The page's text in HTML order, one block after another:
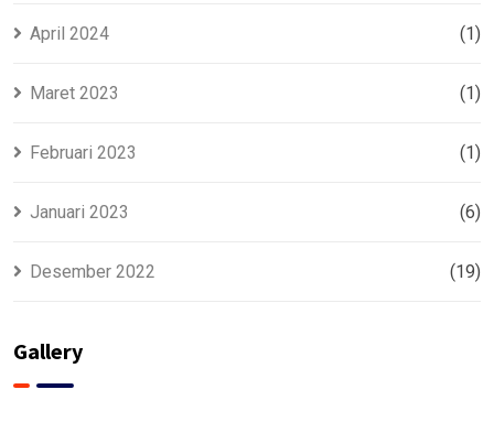
April 2024 (1)
Maret 2023 (1)
Februari 2023 (1)
Januari 2023 (6)
Desember 2022 (19)
Gallery